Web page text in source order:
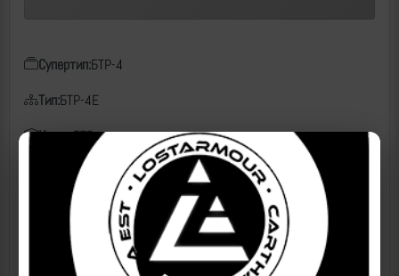
Супертип:БТР-4
Тип:БТР-4Е
Класс:БТР
Чем поражен:
FPV, КВН
08.10.2025
Место: